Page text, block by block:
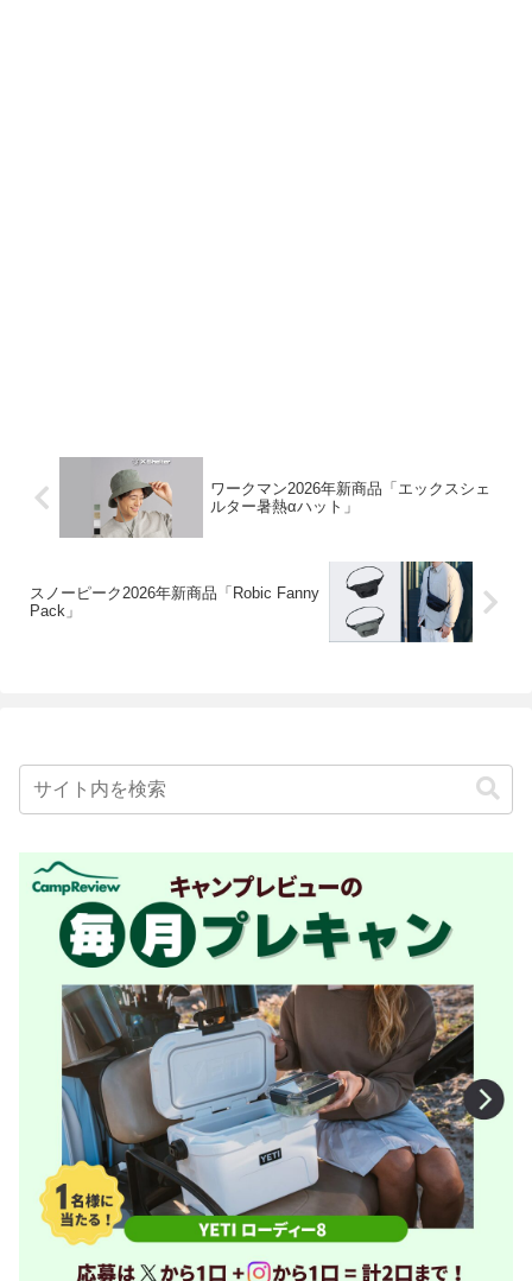
ワークマン2026年新商品「エックスシェ
ルター暑熱αハット」
スノーピーク2026年新商品「Robic Fanny
Pack」